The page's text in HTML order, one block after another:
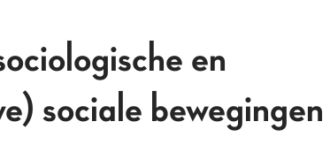
en
sociale bewegingen